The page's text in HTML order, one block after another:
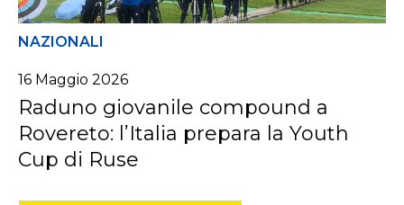
NAZIONALI
16 Maggio 2026
Raduno giovanile compound a
Rovereto: l’Italia prepara la Youth
Cup di Ruse